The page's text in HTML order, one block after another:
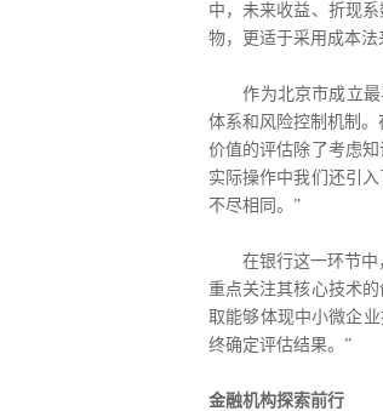
中，未来收益、折现
物，更适于采用成本
作为北京市成立最早
体系和风险控制机制
价值的评估除了考虑
实际操作中我们还引
不尽相同。”
在银行这一环节中，
重点关注其核心技术
取能够体现中小微企
终确定评估结果。”
金融机构探索前行